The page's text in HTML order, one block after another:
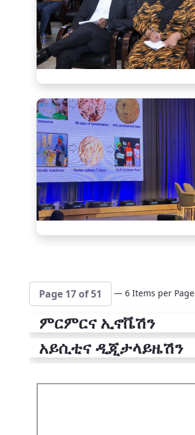
Page 17 of 51 — 6 Items per Page
ምርምርና ኢኖቬሽን
አይሲቲና ዲጂታላይዜሽን